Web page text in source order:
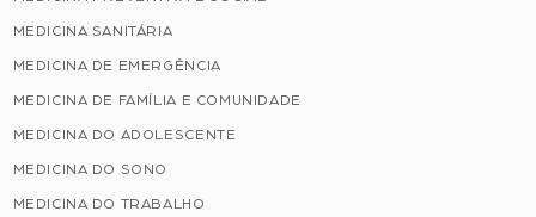
MEDICINA SANITÁRIA
MEDICINA DE EMERGÊNCIA
MEDICINA DE FAMÍLIA E COMUNIDADE
MEDICINA DO ADOLESCENTE
MEDICINA DO SONO
MEDICINA DO TRABALHO